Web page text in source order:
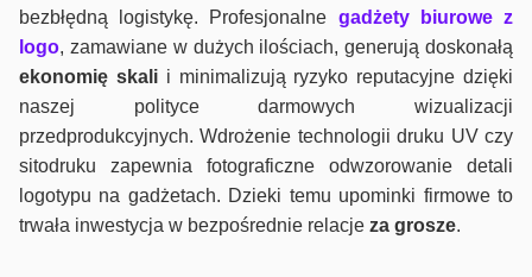
bezbłędną logistykę. Profesjonalne gadżety biurowe z
logo, zamawiane w dużych ilościach, generują doskonałą
ekonomię skalii minimalizują ryzyko reputacyjne dzięki
naszej polityce darmowych wizualizacji
przedprodukcyjnych. Wdrożenie technologii druku UV czy
sitodruku zapewnia fotograficzne odwzorowanie detali
logotypu na gadżetach. Dzieki temu upominki firmowe to
trwała inwestycja w bezpośrednie relacje za grosze.